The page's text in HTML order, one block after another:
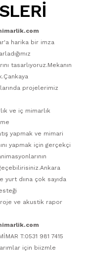
harika bir imza
tasarlıyoruz.Mekanın
projelerimiz
ve iç mimarlık
yapmak ve mimari
yapmak için gerçekçi
dıına çok sayıda
ve akustik rapor
T:0531 981 7415
için biizmle